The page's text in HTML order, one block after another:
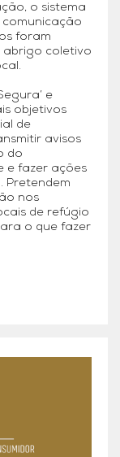
o sistema
foram
abrigo coletivo
e
objetivos
de
avisos
do
e fazer ações
Pretendem
nos
de refúgio
o que fazer